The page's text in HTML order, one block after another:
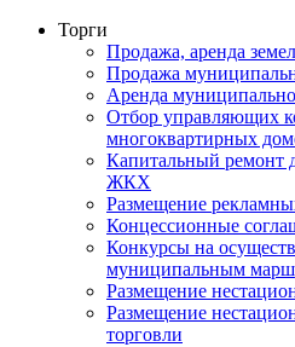
Торги
Продажа, аренда
Продажа
Аренда
Отбор управляющих
многоквартирных
Капитальный ремонт
ЖКХ
Размещение
Концессионные
Конкурсы на
муниципальным
Размещение
Размещение
торговли